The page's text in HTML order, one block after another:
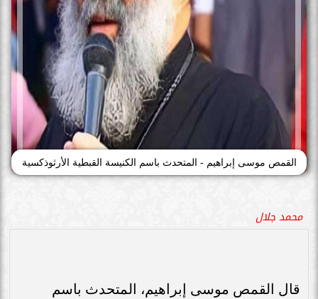
القمص موسى إبراهيم - المتحدث باسم الكنيسة القبطية الأرثوذكسية
محمد جلال
قال القمص موسى إبراهيم، المتحدث باسم